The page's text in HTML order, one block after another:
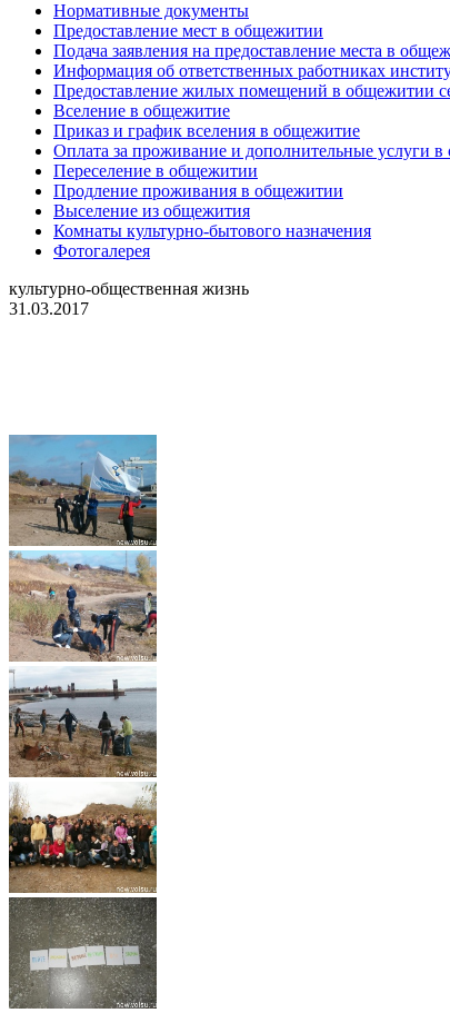
Нормативные документы
Предоставление мест в общежитии
Подача заявления на предоставление места в
Информация об ответственных работниках
Предоставление жилых помещений в общежитии
Вселение в общежитие
Приказ и график вселения в общежитие
Оплата за проживание и дополнительные услуги
Переселение в общежитии
Продление проживания в общежитии
Выселение из общежития
Комнаты культурно-бытового назначения
Фотогалерея
культурно-общественная жизнь
31.03.2017